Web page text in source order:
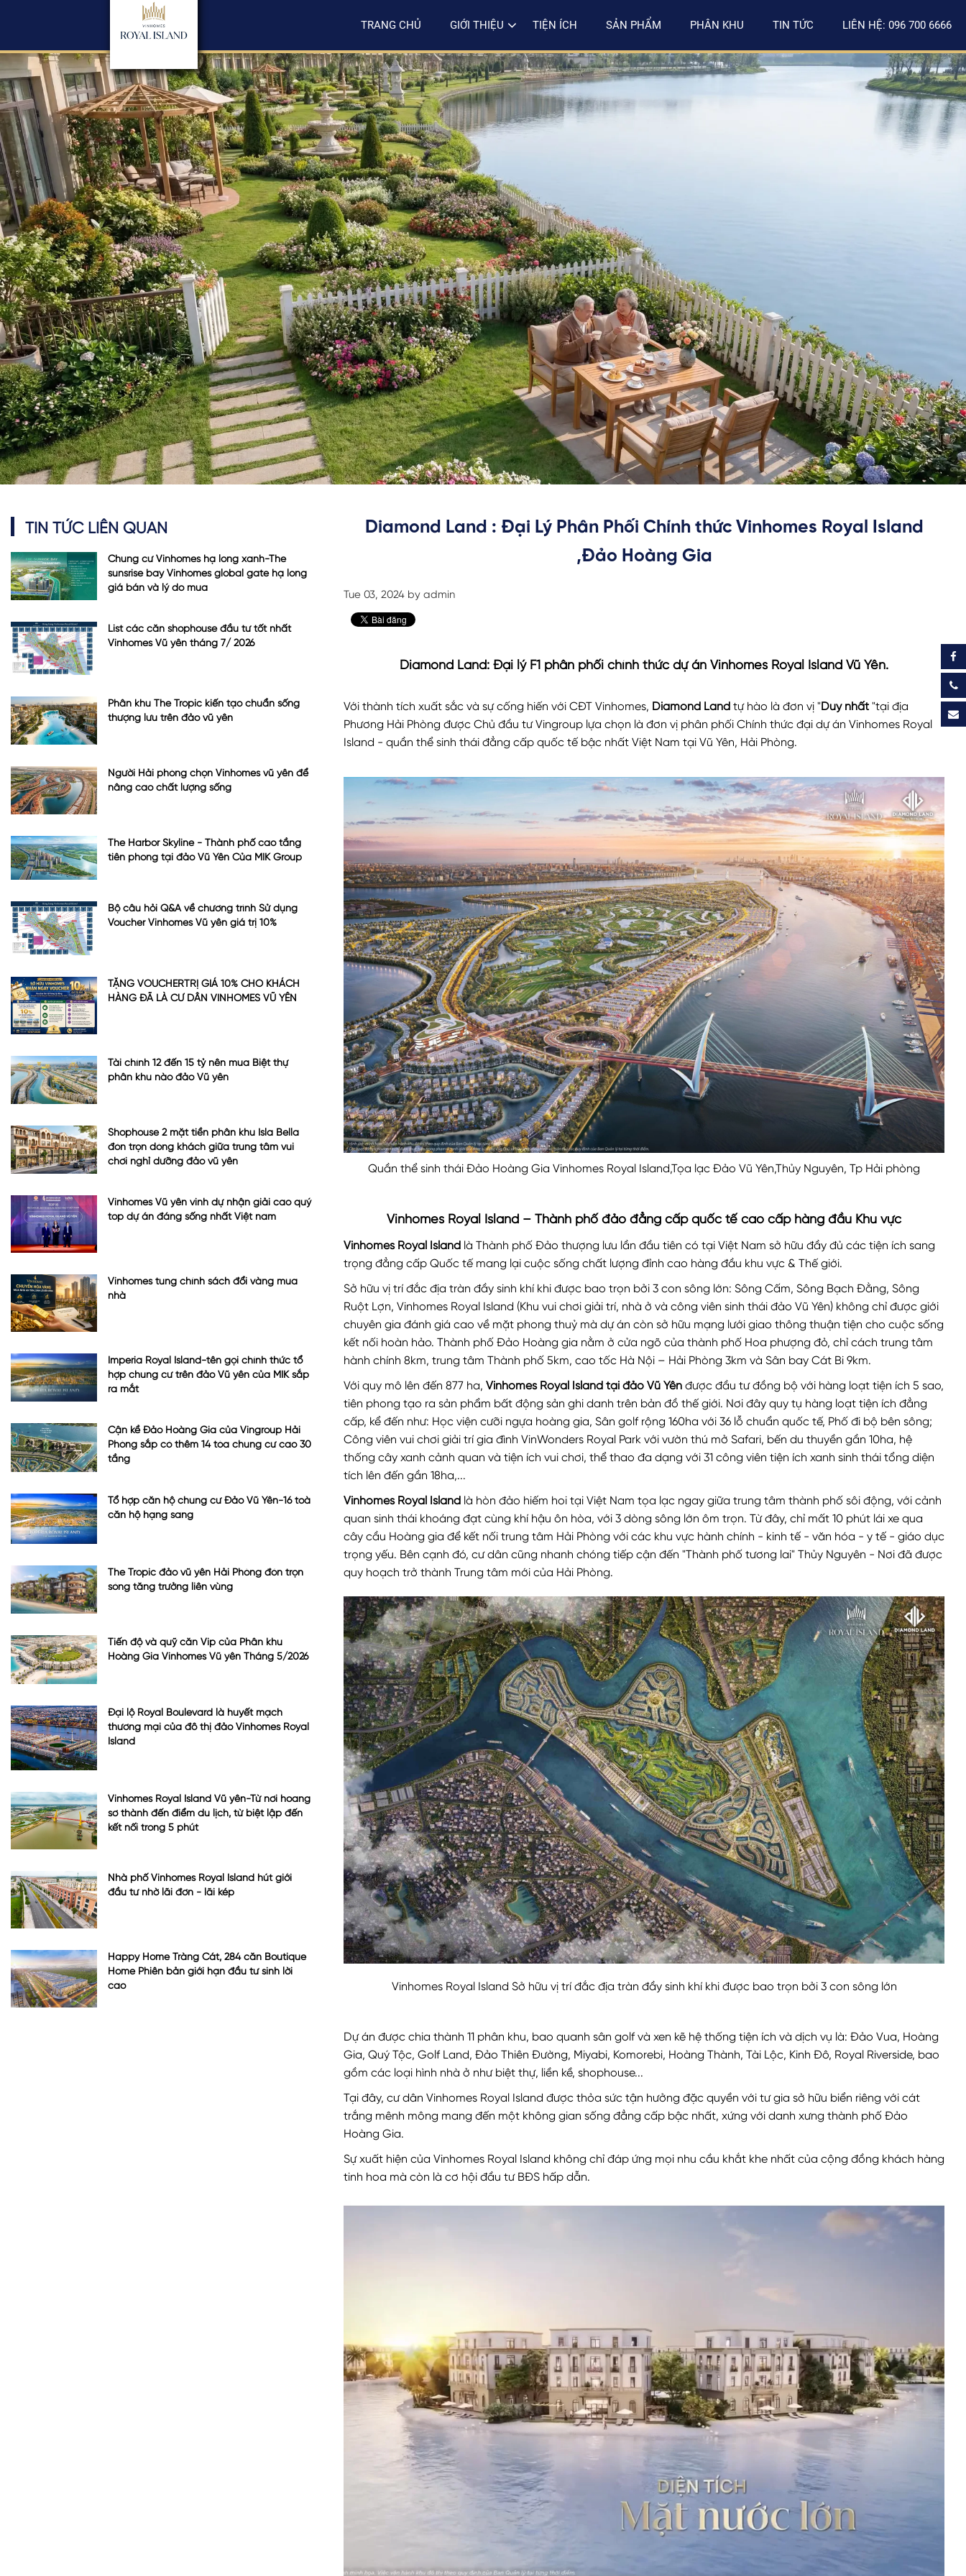
TRANG CHỦ GIỚI THIỆU TIỆN ÍCH SẢN PHẨM PHÂN KHU TIN TỨC LIÊN HỆ: 096 700 6666
Diamond Land : Đại Lý Phân Phối Chính thức Vinhomes Royal Island
,Đảo Hoàng Gia
Tue 03, 2024 by admin
Diamond Land: Đại lý F1 phân phối chính thức dự án Vinhomes Royal Island Vũ Yên.
Với thành tích xuất sắc và sự cống hiến với CĐT Vinhomes, Diamond Land tự hào là đơn vị "Duy nhất "tại địa
Phương Hải Phòng được Chủ đầu tư Vingroup lựa chọn là đơn vị phân phối Chính thức đại dự án Vinhomes Royal
Island - quần thể sinh thái đẳng cấp quốc tế bậc nhất Việt Nam tại Vũ Yên, Hải Phòng.
Quần thể sinh thái Đảo Hoàng Gia Vinhomes Royal Island,Tọa lạc Đảo Vũ Yên,Thủy Nguyên, Tp Hải phòng
Vinhomes Royal Island – Thành phố đảo đẳng cấp quốc tế cao cấp hàng đầu Khu vực
Vinhomes Royal Island là Thành phố Đảo thượng lưu lần đầu tiên có tại Việt Nam sở hữu đầy đủ các tiện ích sang
trọng đẳng cấp Quốc tế mang lại cuộc sống chất lượng đỉnh cao hàng đầu khu vực & Thế giới.
Sở hữu vị trí đắc địa tràn đầy sinh khí khi được bao trọn bởi 3 con sông lớn: Sông Cấm, Sông Bạch Đằng, Sông
Ruột Lợn, Vinhomes Royal Island (Khu vui chơi giải trí, nhà ở và công viên sinh thái đảo Vũ Yên) không chỉ được giới
chuyên gia đánh giá cao về mặt phong thuỷ mà dự án còn sở hữu mạng lưới giao thông thuận tiện cho cuộc sống
kết nối hoàn hảo. Thành phố Đảo Hoàng gia nằm ở cửa ngõ của thành phố Hoa phượng đỏ, chỉ cách trung tâm
hành chính 8km, trung tâm Thành phố 5km, cao tốc Hà Nội – Hải Phòng 3km và Sân bay Cát Bi 9km.
Với quy mô lên đến 877 ha, Vinhomes Royal Island tại đảo Vũ Yên được đầu tư đồng bộ với hàng loạt tiện ích 5 sao,
tiên phong tạo ra sản phẩm bất động sản ghi danh trên bản đồ thế giới. Nơi đây quy tụ hàng loạt tiện ích đẳng
cấp, kể đến như: Học viện cưỡi ngựa hoàng gia, Sân golf rộng 160ha với 36 lỗ chuẩn quốc tế, Phố đi bộ bên sông;
Công viên vui chơi giải trí gia đình VinWonders Royal Park với vườn thú mở Safari, bến du thuyền gần 10ha, hệ
thống cây xanh cảnh quan và tiện ích vui chơi, thể thao đa dạng với 31 công viên tiện ích xanh sinh thái tổng diện
tích lên đến gần 18ha,...
Vinhomes Royal Island là hòn đảo hiếm hoi tại Việt Nam tọa lạc ngay giữa trung tâm thành phố sôi động, với cảnh
quan sinh thái khoáng đạt cùng khí hậu ôn hòa, với 3 dòng sông lớn ôm trọn. Từ đây, chỉ mất 10 phút lái xe qua
cây cầu Hoàng gia để kết nối trung tâm Hải Phòng với các khu vực hành chính - kinh tế - văn hóa - y tế - giáo dục
trọng yếu. Bên cạnh đó, cư dân cũng nhanh chóng tiếp cận đến "Thành phố tương lai" Thủy Nguyên - Nơi đã được
quy hoạch trở thành Trung tâm mới của Hải Phòng.
Vinhomes Royal Island Sở hữu vị trí đắc địa tràn đầy sinh khí khi được bao trọn bởi 3 con sông lớn
Dự án được chia thành 11 phân khu, bao quanh sân golf và xen kẽ hệ thống tiện ích và dịch vụ là: Đảo Vua, Hoàng
Gia, Quý Tộc, Golf Land, Đảo Thiên Đường, Miyabi, Komorebi, Hoàng Thành, Tài Lộc, Kinh Đô, Royal Riverside, bao
gồm các loại hình nhà ở như biệt thự, liền kề, shophouse...
Tại đây, cư dân Vinhomes Royal Island được thỏa sức tận hưởng đặc quyền với tư gia sở hữu biển riêng với cát
trắng mênh mông mang đến một không gian sống đẳng cấp bậc nhất, xứng với danh xưng thành phố Đảo
Hoàng Gia.
Sự xuất hiện của Vinhomes Royal Island không chỉ đáp ứng mọi nhu cầu khắt khe nhất của cộng đồng khách hàng
tinh hoa mà còn là cơ hội đầu tư BĐS hấp dẫn.
TIN TỨC LIÊN QUAN
Chung cư Vinhomes hạ long xanh-The
sunsrise bay Vinhomes global gate hạ long
giá bán và lý do mua
List các căn shophouse đầu tư tốt nhất
Vinhomes Vũ yên tháng 7/ 2026
Phân khu The Tropic kiến tạo chuẩn sống
thượng lưu trên đảo vũ yên
Người Hải phòng chọn Vinhomes vũ yên để
nâng cao chất lượng sống
The Harbor Skyline - Thành phố cao tầng
tiên phong tại đảo Vũ Yên Của MIK Group
Bộ câu hỏi Q&A về chương trình Sử dụng
Voucher Vinhomes Vũ yên giá trị 10%
TẶNG VOUCHERTRỊ GIÁ 10% CHO KHÁCH
HÀNG ĐÃ LÀ CƯ DÂN VINHOMES VŨ YÊN
Tài chính 12 đến 15 tỷ nên mua Biệt thự
phân khu nào đảo Vũ yên
Shophouse 2 mặt tiền phân khu Isla Bella
đón trọn dòng khách giữa trung tâm vui
chơi nghỉ dưỡng đảo vũ yên
Vinhomes Vũ yên vinh dự nhận giải cao quý
top dự án đáng sống nhất Việt nam
Vinhomes tung chính sách đổi vàng mua
nhà
Imperia Royal Island-tên gọi chính thức tổ
hợp chung cư trên đảo Vũ yên của MIK sắp
ra mắt
Cận kề Đảo Hoàng Gia của Vingroup Hải
Phòng sắp có thêm 14 tòa chung cư cao 30
tầng
Tổ hợp căn hộ chung cư Đảo Vũ Yên-16 toà
căn hộ hạng sang
The Tropic đảo vũ yên Hải Phòng đón trọn
sóng tăng trưởng liên vùng
Tiến độ và quỹ căn Vip của Phân khu
Hoàng Gia Vinhomes Vũ yên Tháng 5/2026
Đại lộ Royal Boulevard là huyết mạch
thương mại của đô thị đảo Vinhomes Royal
Island
Vinhomes Royal Island Vũ yên-Từ nơi hoang
sơ thành đến điểm du lịch, từ biệt lập đến
kết nối trong 5 phút
Nhà phố Vinhomes Royal Island hút giới
đầu tư nhờ lãi đơn - lãi kép
Happy Home Tràng Cát, 284 căn Boutique
Home Phiên bản giới hạn đầu tư sinh lời
cao